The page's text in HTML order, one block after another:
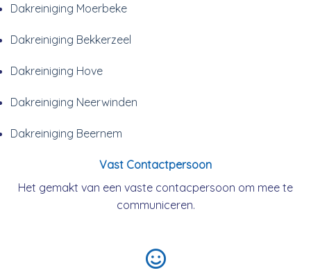
Dakreiniging Moerbeke
Dakreiniging Bekkerzeel
Dakreiniging Hove
Dakreiniging Neerwinden
Dakreiniging Beernem
Vast Contactpersoon
Het gemakt van een vaste contacpersoon om mee te
communiceren.